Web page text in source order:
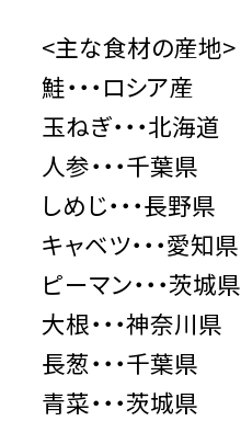
<主な食材の産地>
鮭・・・ロシア産
玉ねぎ・・・北海道
人参・・・千葉県
しめじ・・・長野県
キャベツ・・・愛知県
ピーマン・・・茨城県
大根・・・神奈川県
長葱・・・千葉県
青菜・・・茨城県